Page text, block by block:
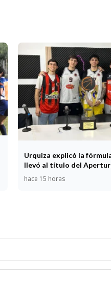
Urquiza explicó la
llevó al título del
hace 15 horas